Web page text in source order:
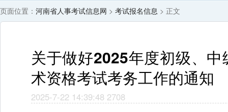
页面位置： 河南省人事考试信息网 > 考试报名信息 > 正文
关于做好2025年度初级、
术资格考试考务工作的通知
2025-7-22 14:39:48 2708